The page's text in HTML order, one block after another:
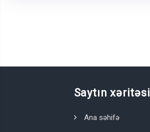
Saytın xəritəsi
Ana səhifə